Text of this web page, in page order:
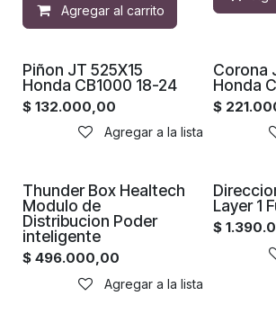
Agregar al carrito
Piñon JT 525X15
Honda CB1000 18-24
$ 132.000,00
Agregar a la lista de deseos
Corona
Honda
$
Thunder Box Healtech
Modulo de
Distribucion Poder
inteligente
$ 496.000,00
Agregar a la lista de deseos
Layer 1
$